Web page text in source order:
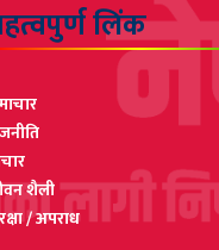
लिंक
शैली
/ अपराध